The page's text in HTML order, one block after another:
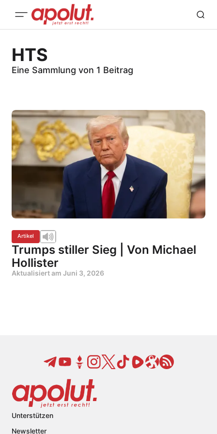
HTS
Eine Sammlung von 1 Beitrag
Artikel
Trumps stiller Sieg | Von Michael
Hollister
Aktualisiert am Juni 3, 2026
Unterstützen
Newsletter